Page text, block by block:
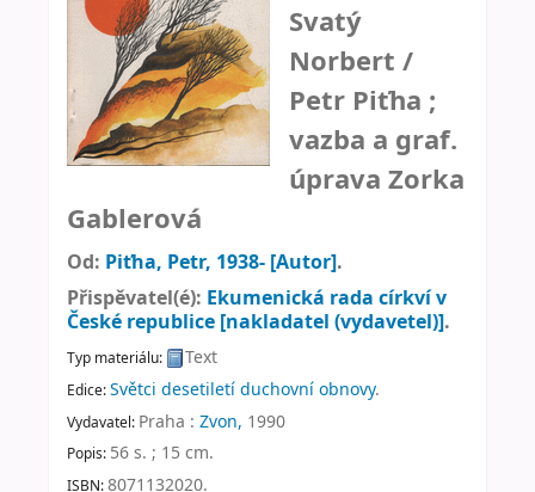
Svatý
Norbert /
Petr Piťha ;
vazba a graf.
úprava Zorka
Gablerová
Od: Piťha, Petr, 1938- [Autor].
Přispěvatel(é): Ekumenická rada církví v
České republice [nakladatel (vydavetel)].
Typ materiálu: Text
Edice:Světci desetiletí duchovní obnovy.
Vydavatel: Praha : Zvon, 1990
Popis: 56 s. ; 15 cm.
ISBN:8071132020.